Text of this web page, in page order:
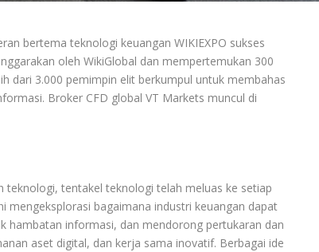
bertema teknologi keuangan WIKIEXPO sukses
oleh WikiGlobal dan mempertemukan 300
dari 3.000 pemimpin elit berkumpul untuk membahas
Broker CFD global VT Markets muncul di
teknologi, tentakel teknologi telah meluas ke setiap
mengeksplorasi bagaimana industri keuangan dapat
hambatan informasi, dan mendorong pertukaran dan
aset digital, dan kerja sama inovatif. Berbagai ide